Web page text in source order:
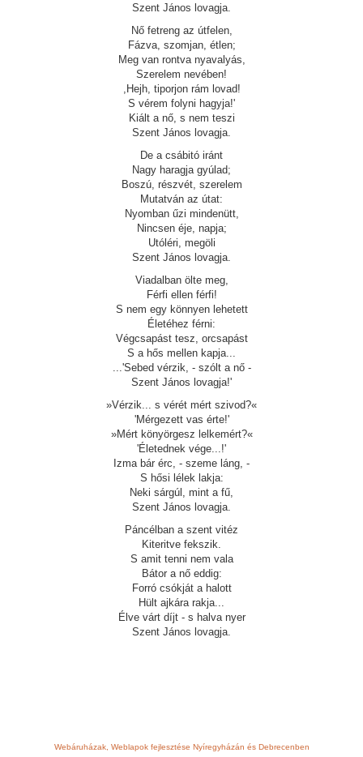
Szent János lovagja.
Nő fetreng az útfelen,
Fázva, szomjan, étlen;
Meg van rontva nyavalyás,
Szerelem nevében!
,Hejh, tiporjon rám lovad!
S vérem folyni hagyja!'
Kiált a nő, s nem teszi
Szent János lovagja.
De a csábitó iránt
Nagy haragja gyúlad;
Boszú, részvét, szerelem
Mutatván az útat:
Nyomban űzi mindenütt,
Nincsen éje, napja;
Utóléri, megöli
Szent János lovagja.
Viadalban ölte meg,
Férfi ellen férfi!
S nem egy könnyen lehetett
Életéhez férni:
Végcsapást tesz, orcsapást
S a hős mellen kapja...
...'Sebed vérzik, - szólt a nő -
Szent János lovagja!'
»Vérzik... s vérét mért szivod?«
'Mérgezett vas érte!'
»Mért könyörgesz lelkemért?«
'Életednek vége...!'
Izma bár érc, - szeme láng, -
S hősi lélek lakja:
Neki sárgúl, mint a fű,
Szent János lovagja.
Páncélban a szent vitéz
Kiteritve fekszik.
S amit tenni nem vala
Bátor a nő eddig:
Forró csókját a halott
Hült ajkára rakja...
Élve várt díjt - s halva nyer
Szent János lovagja.
Webáruházak, Weblapok fejlesztése Nyíregyházán és Debrecenben